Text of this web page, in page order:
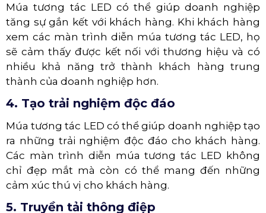
Múa tương tác LED có thể giúp doanh nghiệp
tăng sự gắn kết với khách hàng. Khi khách hàng
xem các màn trình diễn múa tương tác LED, họ
sẽ cảm thấy được kết nối với thương hiệu và có
nhiều khả năng trở thành khách hàng trung
thành của doanh nghiệp hơn.
4. Tạo trải nghiệm độc đáo
Múa tương tác LED có thể giúp doanh nghiệp tạo
ra những trải nghiệm độc đáo cho khách hàng.
Các màn trình diễn múa tương tác LED không
chỉ đẹp mắt mà còn có thể mang đến những
cảm xúc thú vị cho khách hàng.
5. Truyền tải thông điệp